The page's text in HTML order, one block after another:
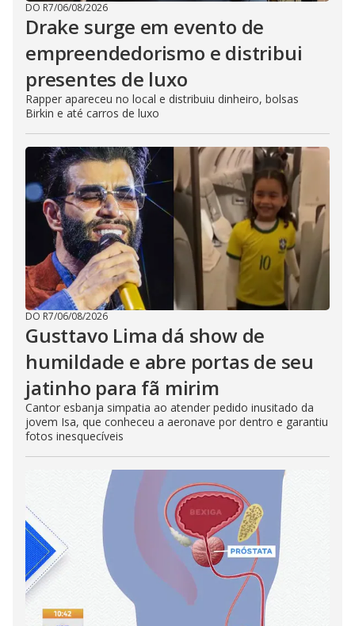
DO R7/06/08/2026
Drake surge em evento de
empreendedorismo e distribui
presentes de luxo
Rapper apareceu no local e distribuiu dinheiro, bolsas
Birkin e até carros de luxo
DO R7/06/08/2026
Gusttavo Lima dá show de
humildade e abre portas de seu
jatinho para fã mirim
Cantor esbanja simpatia ao atender pedido inusitado da
jovem Isa, que conheceu a aeronave por dentro e garantiu
fotos inesquecíveis